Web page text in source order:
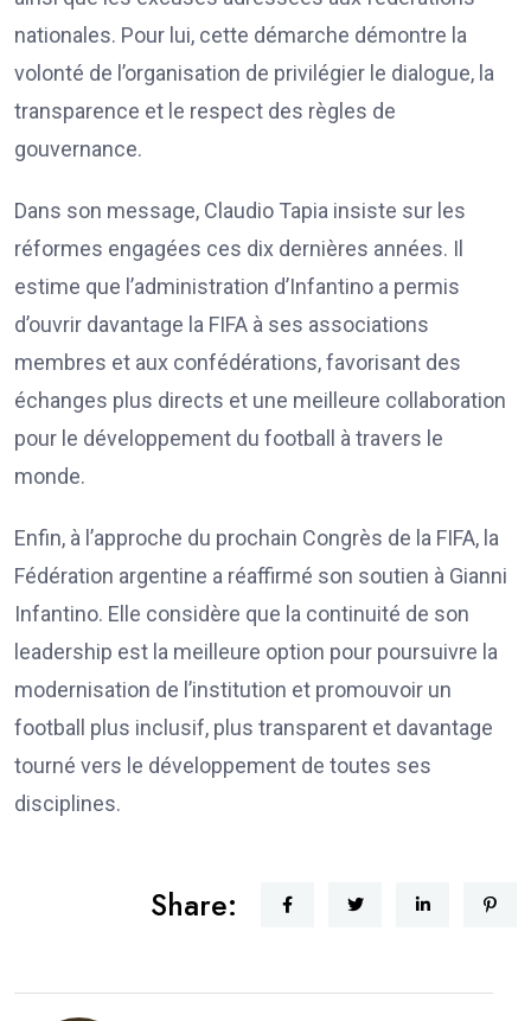
nationales. Pour lui, cette démarche démontre la
volonté de l’organisation de privilégier le dialogue, la
transparence et le respect des règles de
gouvernance.
Dans son message, Claudio Tapia insiste sur les
réformes engagées ces dix dernières années. Il
estime que l’administration d’Infantino a permis
d’ouvrir davantage la FIFA à ses associations
membres et aux confédérations, favorisant des
échanges plus directs et une meilleure collaboration
pour le développement du football à travers le
monde.
Enfin, à l’approche du prochain Congrès de la FIFA, la
Fédération argentine a réaffirmé son soutien à Gianni
Infantino. Elle considère que la continuité de son
leadership est la meilleure option pour poursuivre la
modernisation de l’institution et promouvoir un
football plus inclusif, plus transparent et davantage
tourné vers le développement de toutes ses
disciplines.
Share: